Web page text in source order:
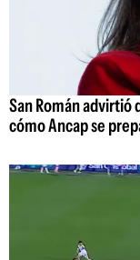
San Román
cómo Ancap se